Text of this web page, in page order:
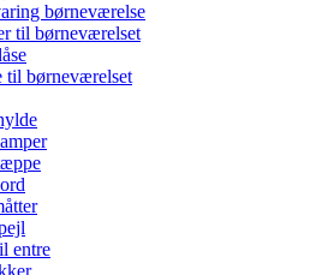
børneværelse
til børneværelset
til børneværelset
entre